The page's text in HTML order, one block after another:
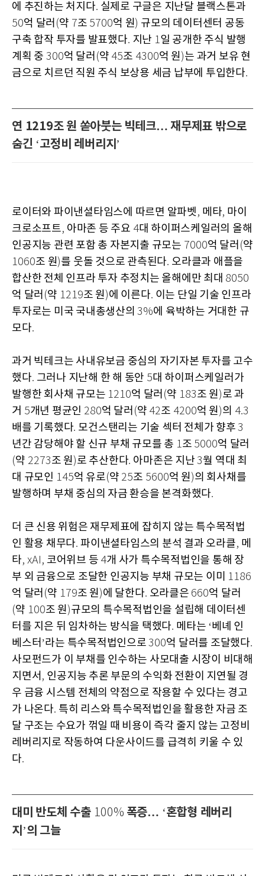
에 추진하는 처지다. 실제로 구글은 지난달 블랙스톤과
50억 달러 (약 7조 5700억 원) 규모의 데이터센터 공동
구축 합작 투자를 발표했다. 지난 1일 공개한 주식 발행
계획 중 300억 달러 (약 45조 4300억 원 )는 과거 보유 현
금으로 치르던 직원 주식 보상용 세금 납부에 투입한다.
연 1219조 원 쏟아붓는 빅테크… 재무제표 밖으로
숨긴 ‘고정비 레버리지 ’
로이터와 파이낸셜타임스에 따르면 알파벳, 메타, 마이
크로소프트, 아마존 등 주요 4대 하이퍼스케일러의 올해
인공지능 관련 포함 총 자본지출 규모는 7000억 달러 (약
1060조 원)를 웃돌 것으로 관측된다. 오라클과 애플을
합산한 전체 인프라 투자 추정치는 올해에만 최대 8050
억 달러 (약 1219조 원 )에 이른다. 이는 단일 기술 인프라
투자로는 미국 국내총생산의3%에 육박하는 거대한 규
모다.
과거 빅테크는 사내유보금 중심의 자기자본 투자를 고수
했다. 그러나 지난해 한 해 동안 5대 하이퍼스케일러가
발행한 회사채 규모는 1210억 달러 (약 183조 원 )로 과
거 5개년 평균인 280억 달러 (약 42조 4200억 원 )의 4.3
배를 기록했다. 모건스탠리는 기술 섹터 전체가 향후3
년간 감당해야 할 신규 부채 규모를 총 1조 5000억 달러
(약 2273조 원 )로 추산한다. 아마존은 지난3월 역대 최
대 규모인 145억 유로(약 25조 5600억 원 )의 회사채를
발행하며 부채 중심의 자금 환승을 본격화했다.
더 큰 신용 위험은 재무제표에 잡히지 않는 특수목적법
인 활용 채무다. 파이낸셜타임스의 분석 결과 오라클, 메
타, xAI, 코어위브 등 4개 사가 특수목적법인을 통해 장
부 외 금융으로 조달한 인공지능 부채 규모는 이미 1186
억 달러 (약 179조 원 )에 달한다. 오라클은 660억 달러
(약 100조 원 )규모의 특수목적법인을 설립해 데이터센
터를 지은 뒤 임차하는 방식을 택했다. 메타는 ‘베녜 인
베스터 ’라는 특수목적법인으로300억 달러를 조달했다.
사모펀드가 이 부채를 인수하는 사모대출 시장이 비대해
지면서 , 인공지능 추론 부문의 수익화 전환이 지연될 경
우 금융 시스템 전체의 약점으로 작용할 수 있다는 경고
가 나온다. 특히 리스와 특수목적법인을 활용한 자금 조
달 구조는 수요가 꺾일 때 비용이 즉각 줄지 않는 고정비
레버리지로 작동하여 다운사이드를 급격히 키울 수 있
다.
대미 반도체 수출 100% 폭증… ‘혼합형 레버리
지 ’의 그늘